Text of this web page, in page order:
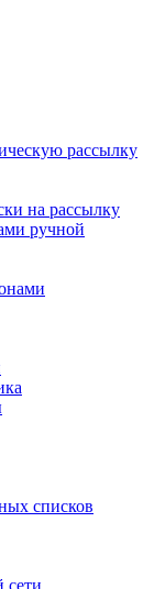
рассылку
на рассылку
ручной
списков
сети